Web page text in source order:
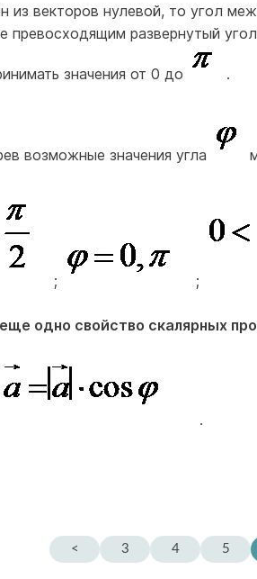
из векторов нулевой, то угол
превосходящим развернутый
значения от 0 до .
возможные значения угла
; ;
еще одно свойство скалярных
.
< 3 4 5